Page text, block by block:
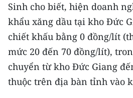
Media Văn hóa
Media Xã hội
Media Pháp luật
Media Du lịch
Sinh cho biết, hiện doanh
khẩu xăng dầu tại kho Đức
chiết khấu bằng 0 đồng/lít
mức 20 đến 70 đồng/lít),
chuyển từ kho Đức Giang
thuộc trên địa bàn tỉnh vào